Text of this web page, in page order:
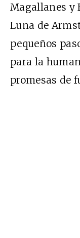
Magallanes y
Luna de
pequeños
para la
promesas de